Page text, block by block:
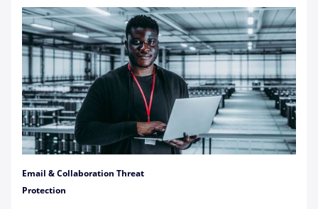
Email & Collaboration Threat
Protection